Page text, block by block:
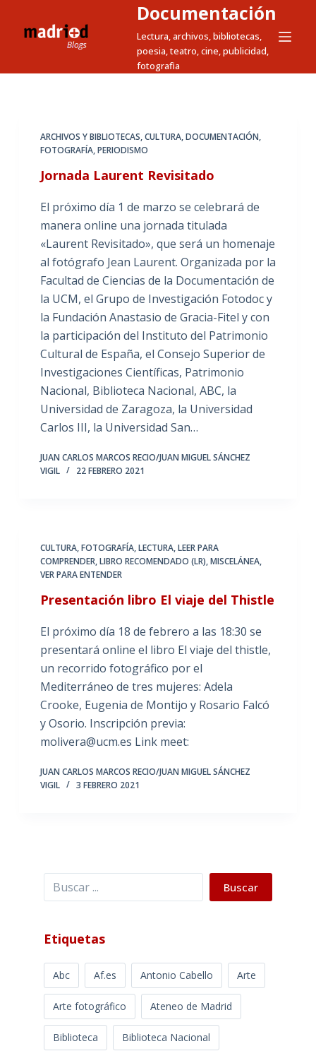
t
Documentación
Lectura, archivos, bibliotecas,
poesia, teatro, cine, publicidad,
fotografia
ARCHIVOS Y BIBLIOTECAS,CULTURA,DOCUMENTACIÓN,
FOTOGRAFÍA,PERIODISMO
Jornada Laurent Revisitado
El próximo día 1 de marzo se celebrará de
manera online una jornada titulada
«Laurent Revisitado», que será un homenaje
al fotógrafo Jean Laurent. Organizada por la
Facultad de Ciencias de la Documentación de
la UCM, el Grupo de Investigación Fotodoc y
la Fundación Anastasio de Gracia-Fitel y con
la participación del Instituto del Patrimonio
Cultural de España, el Consejo Superior de
Investigaciones Científicas, Patrimonio
Nacional, Biblioteca Nacional, ABC, la
Universidad de Zaragoza, la Universidad
Carlos III, la Universidad San…
JUAN CARLOS MARCOS RECIO/JUAN MIGUEL SÁNCHEZ
VIGIL
22 FEBRERO 2021
CULTURA,FOTOGRAFÍA,LECTURA,LEER PARA
COMPRENDER,LIBRO RECOMENDADO (LR),MISCELÁNEA,
VER PARA ENTENDER
Presentación libro El viaje del Thistle
El próximo día 18 de febrero a las 18:30 se
presentará online el libro El viaje del thistle,
un recorrido fotográfico por el
Mediterráneo de tres mujeres: Adela
Crooke, Eugenia de Montijo y Rosario Falcó
y Osorio. Inscripción previa:
molivera@ucm.es Link meet:
JUAN CARLOS MARCOS RECIO/JUAN MIGUEL SÁNCHEZ
VIGIL
3 FEBRERO 2021
Buscar Buscar
Etiquetas
Abc Af.es Antonio Cabello Arte
Arte fotográfico Ateneo de Madrid
Biblioteca
Biblioteca Nacional